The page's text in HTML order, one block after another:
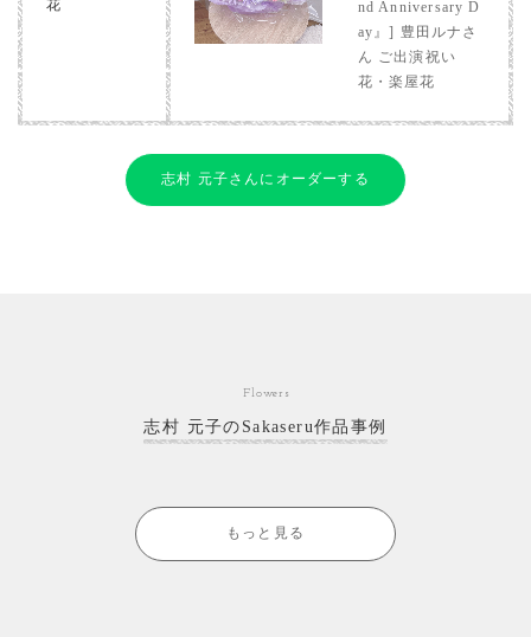
花
nd Anniversary D
ay』] 豊田ルナさ
ん ご出演祝い
花・楽屋花
志村 元子さんにオーダーする
Flowers
志村 元子のSakaseru作品事例
もっと見る